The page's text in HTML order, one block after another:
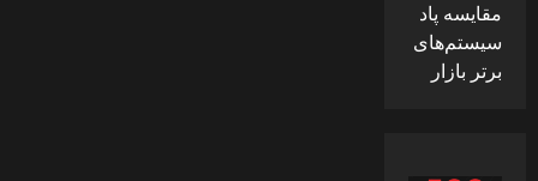
مقایسه پاد
سیستم‌های
برتر بازار